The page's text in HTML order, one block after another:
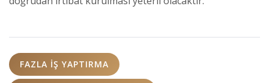
FAZLA IŞ YAPTIRMA